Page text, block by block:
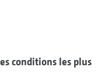
conditions les plus